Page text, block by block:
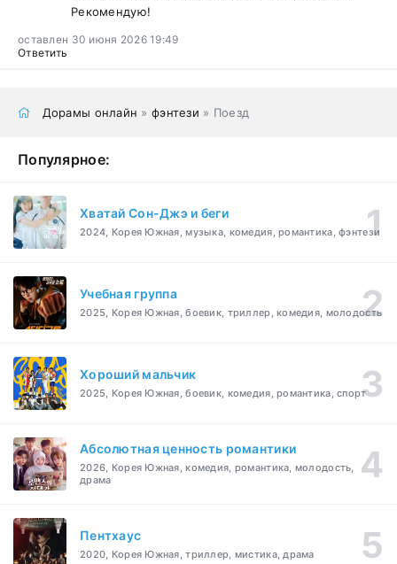
Рекомендую!
оставлен 30 июня 2026 19:49
Ответить
Дорамы онлайн »фэнтези » Поезд
Популярное:
Хватай Сон-Джэ и беги
2024, Корея Южная, музыка, комедия, романтика, фэнтези
Учебная группа
2025, Корея Южная, боевик, триллер, комедия, молодость
Хороший мальчик
2025, Корея Южная, боевик, комедия, романтика, спорт
Абсолютная ценность романтики
2026, Корея Южная, комедия, романтика, молодость,
драма
Пентхаус
2020, Корея Южная, триллер, мистика, драма